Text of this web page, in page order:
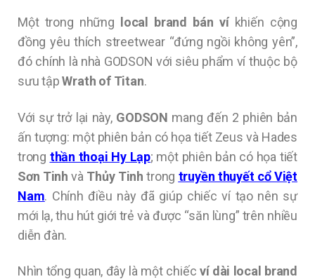
Một trong những local brand bán víkhiến cộng
đồng yêu thích streetwear “đứng ngồi không yên”,
đó chính là nhà GODSON với siêu phẩm ví thuộc bộ
sưu tậpWrath of Titan.
Với sự trở lại này,GODSON mang đến 2 phiên bản
ấn tượng: một phiên bản có họa tiết Zeus và Hades
trong thần thoại Hy Lạp; một phiên bản có họa tiết
Sơn Tinh và Thủy Tinh trong truyền thuyết cổ Việt
Nam. Chính điều này đã giúp chiếc ví tạo nên sự
mới lạ, thu hút giới trẻ và được “săn lùng” trên nhiều
diễn đàn.
Nhìn tổng quan, đây là một chiếc ví dài local brand